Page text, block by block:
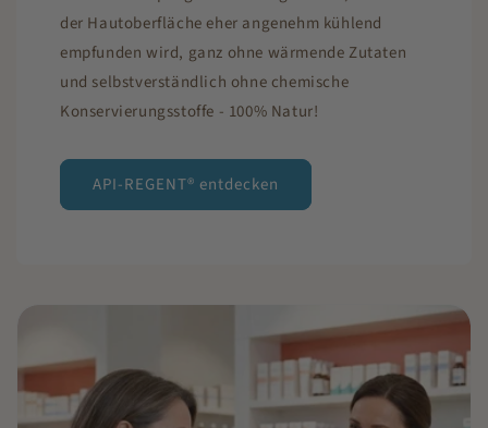
der Hautoberfläche eher angenehm kühlend
empfunden wird, ganz ohne wärmende Zutaten
und selbstverständlich ohne chemische
Konservierungsstoffe - 100% Natur!
API-REGENT® entdecken